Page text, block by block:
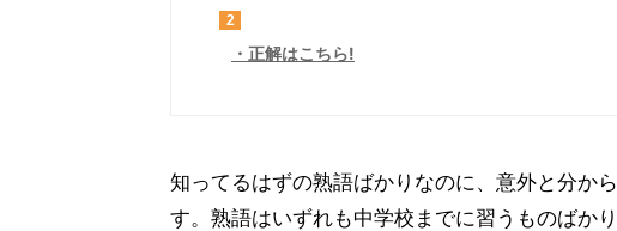
2
正解はこちら!
知ってるはずの熟語ばかりなのに、意外と分か
す。熟語はいずれも中学校までに習うものばか